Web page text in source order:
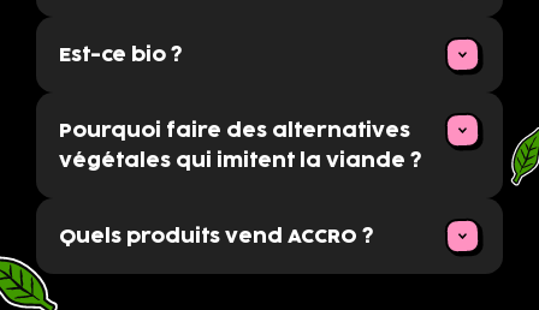
Est-ce bio ?
Pourquoi faire des alternatives
végétales qui imitent la viande ?
Quels produits vend ACCRO ?